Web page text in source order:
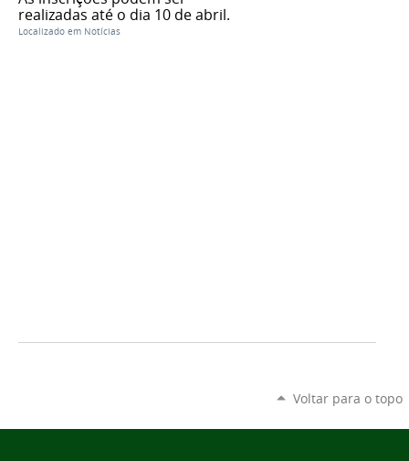
realizadas até o dia 10 de abril.
Localizado em Notícias
Voltar para o topo